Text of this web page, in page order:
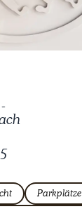
-
Parkplätze